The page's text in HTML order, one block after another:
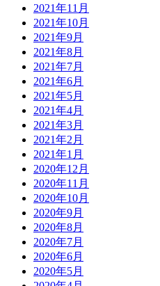
2021年11月
2021年10月
2021年9月
2021年8月
2021年7月
2021年6月
2021年5月
2021年4月
2021年3月
2021年2月
2021年1月
2020年12月
2020年11月
2020年10月
2020年9月
2020年8月
2020年7月
2020年6月
2020年5月